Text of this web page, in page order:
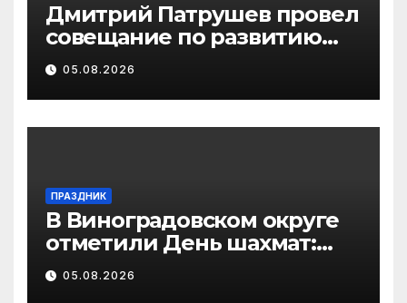
Дмитрий Патрушев провел
совещание по развитию
экологического туризма на
особо охраняемых
природных территориях
05.08.2026
ПРАЗДНИК
В Виноградовском округе
отметили День шахмат:
игры, турниры и идея
нового клуба
05.08.2026